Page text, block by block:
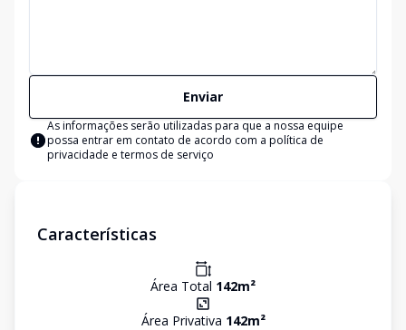
Enviar
As informações serão utilizadas para que a nossa equipe
possa entrar em contato de acordo com a política de
privacidade e termos de serviço
Características
Área Total 142m²
Área Privativa 142m²